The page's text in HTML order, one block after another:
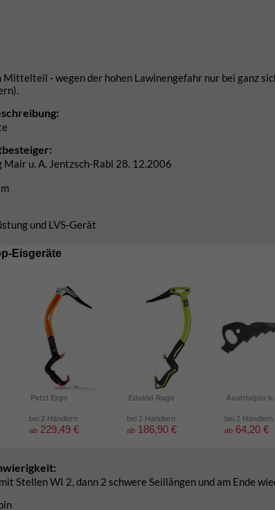
- wegen der hohen Lawinengefahr nur bei ganz
u. A. Jentzsch-Rabl 28. 12.2006
und LVS-Gerät
Eisgeräte
Petzl Ergo
bei 2 Händlern
ab 229,49 €
Edelrid Rage
bei 2 Händlern
ab 186,90 €
Austrialpin
bei 2 Händlern
ab 64,20 €
Stellen WI 2, dann 2 schwere Seillängen und am Ende